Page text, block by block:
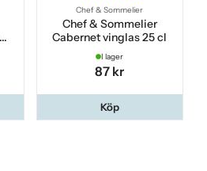
Chef & Sommelier
Chef & Sommelier
Cabernet vinglas 25 cl
I lager
87 kr
Köp